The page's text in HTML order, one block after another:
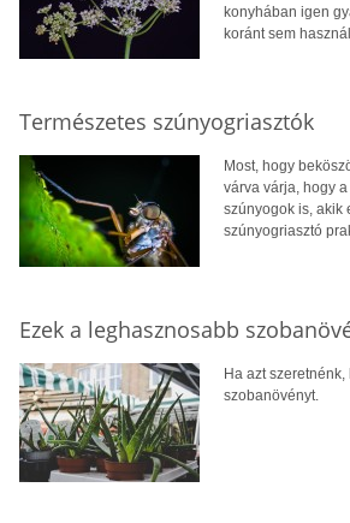
konyhában igen
koránt sem
Természetes szúnyogriasztók
Most, hogy
várva várja, hogy
szúnyogok is, akik
szúnyogriasztó
Ezek a leghasznosabb
Ha azt
szobanövényt.